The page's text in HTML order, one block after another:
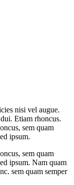
nisi vel augue.
Etiam rhoncus.
sem quam
ipsum.
sem quam
ipsum. Nam quam
sem quam semper